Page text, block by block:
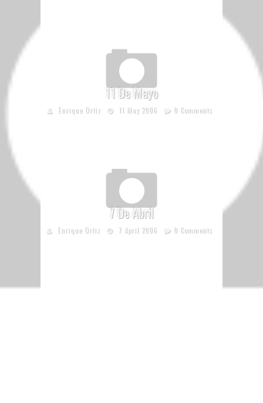
11 De Mayo
Enrique Ortiz 11 May 2006 0 Comments
7 De Abril
Enrique Ortiz 7 April 2006 0 Comments